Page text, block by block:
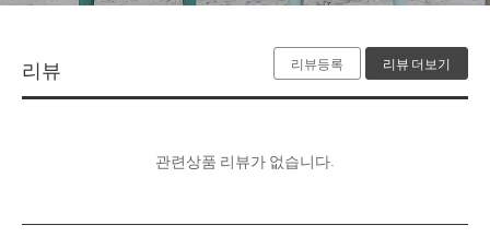
리뷰 리뷰등록 리뷰 더보기
관련상품 리뷰가 없습니다.